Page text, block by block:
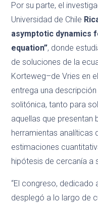
Por su parte, el
Universidad de Chile
asymptotic dynamics
equation”, donde
de soluciones de la
Korteweg–de Vries en
entrega una
solitónica, tanto para
aquellas que presentan
herramientas analíticas
estimaciones
hipótesis de cercanía a
“El congreso, dedicado
desplegó a lo largo de